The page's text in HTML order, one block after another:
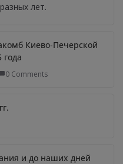
лет.
Киево-Печерской
года
0 Comments
и до наших дней